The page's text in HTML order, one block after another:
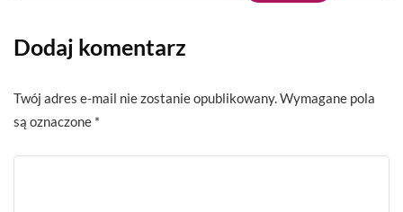
Dodaj komentarz
Twój adres e-mail nie zostanie opublikowany. Wymagane pola
są oznaczone *